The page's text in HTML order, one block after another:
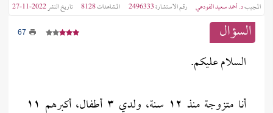
المجيبد. أحمد سعيد الفودعي رقم الاستشارة2496333 المشاهدات8128 تاريخ النشر2022-11-27
السؤال 67
السلام عليكم.
أنا متزوجة منذ ١٢ سنة، ولدي ٣ أطفال، أكبرهم ١١